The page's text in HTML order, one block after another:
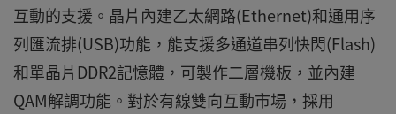
互動的支援。晶片內建乙太網路(Ethernet)和通用序
列匯流排(USB)功能，能支援多通道串列快閃(Flash)
和單晶片DDR2記憶體，可製作二層機板，並內建
QAM解調功能。對於有線雙向互動市場，採用